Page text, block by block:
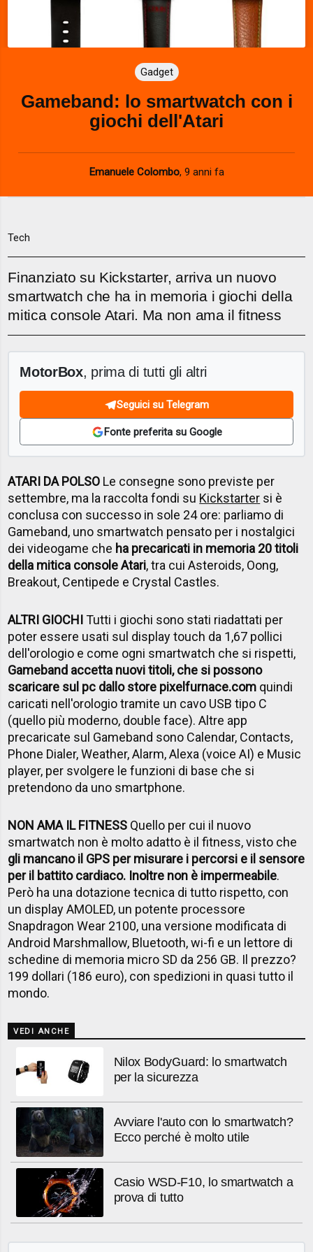
Gadget
Gameband: lo smartwatch con i
giochi dell'Atari
Emanuele Colombo, 9 anni fa
Tech
Finanziato su Kickstarter, arriva un nuovo
smartwatch che ha in memoria i giochi della
mitica console Atari. Ma non ama il fitness
MotorBox, prima di tutti gli altri
Seguici su Telegram
Fonte preferita su Google
ATARI DA POLSO Le consegne sono previste per
settembre, ma la raccolta fondi su Kickstarter si è
conclusa con successo in sole 24 ore: parliamo di
Gameband, uno smartwatch pensato per i nostalgici
dei videogame che ha precaricati in memoria 20 titoli
della mitica console Atari, tra cui Asteroids, Oong,
Breakout, Centipede e Crystal Castles.
ALTRI GIOCHITutti i giochi sono stati riadattati per
poter essere usati sul display touch da 1,67 pollici
dell'orologio e come ogni smartwatch che si rispetti,
Gameband accetta nuovi titoli, che si possono
scaricare sul pc dallo store pixelfurnace.com quindi
caricati nell'orologio tramite un cavo USB tipo C
(quello più moderno, double face). Altre app
precaricate sul Gameband sono Calendar, Contacts,
Phone Dialer, Weather, Alarm, Alexa (voice AI) e Music
player, per svolgere le funzioni di base che si
pretendono da uno smartphone.
NON AMA IL FITNESS Quello per cui il nuovo
smartwatch non è molto adatto è il fitness, visto che
gli mancano il GPS per misurare i percorsi e il sensore
per il battito cardiaco. Inoltre non è impermeabile.
Però ha una dotazione tecnica di tutto rispetto, con
un display AMOLED, un potente processore
Snapdragon Wear 2100, una versione modificata di
Android Marshmallow, Bluetooth, wi-fi e un lettore di
schedine di memoria micro SD da 256 GB. Il prezzo?
199 dollari (186 euro), con spedizioni in quasi tutto il
mondo.
VEDI ANCHE
Nilox BodyGuard: lo smartwatch
per la sicurezza
Avviare l'auto con lo smartwatch?
Ecco perché è molto utile
Casio WSD-F10, lo smartwatch a
prova di tutto